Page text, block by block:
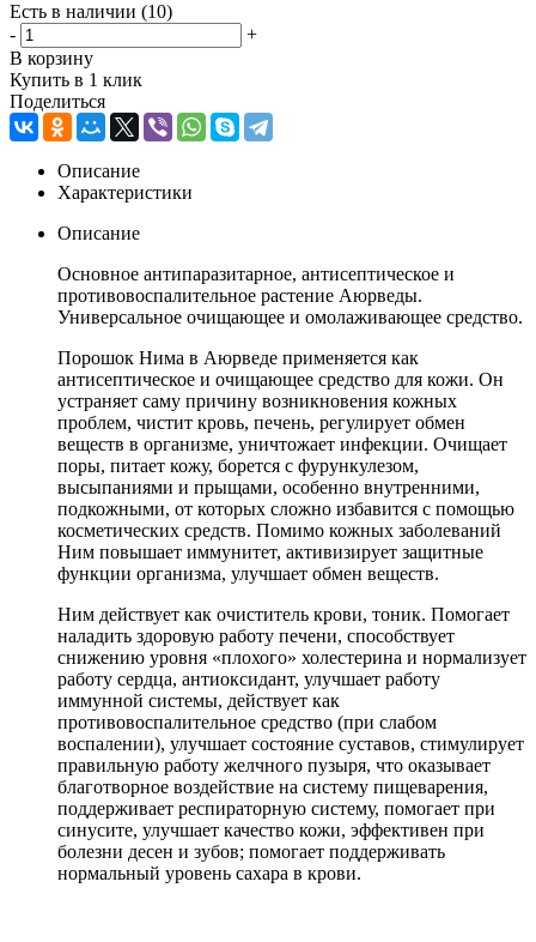
Есть в наличии (10)
-
+
В корзину
Купить в 1 клик
Поделиться
Описание
Характеристики
Описание
Основное антипаразитарное, антисептическое и
противовоспалительное растение Аюрведы.
Универсальное очищающее и омолаживающее средство.
Порошок Нима в Аюрведе применяется как
антисептическое и очищающее средство для кожи. Он
устраняет саму причину возникновения кожных
проблем, чистит кровь, печень, регулирует обмен
веществ в организме, уничтожает инфекции. Очищает
поры, питает кожу, борется с фурункулезом,
высыпаниями и прыщами, особенно внутренними,
подкожными, от которых сложно избавится с помощью
косметических средств. Помимо кожных заболеваний
Ним повышает иммунитет, активизирует защитные
функции организма, улучшает обмен веществ.
Ним действует как очиститель крови, тоник. Помогает
наладить здоровую работу печени, способствует
снижению уровня «плохого» холестерина и нормализует
работу сердца, антиоксидант, улучшает работу
иммунной системы, действует как
противовоспалительное средство (при слабом
воспалении), улучшает состояние суставов, стимулирует
правильную работу желчного пузыря, что оказывает
благотворное воздействие на систему пищеварения,
поддерживает респираторную систему, помогает при
синусите, улучшает качество кожи, эффективен при
болезни десен и зубов; помогает поддерживать
нормальный уровень сахара в крови.